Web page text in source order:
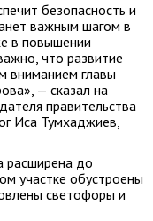
безопасность и
важным шагом в
в повышении
что развитие
вниманием главы
— сказал на
правительства
Иса Тумхаджиев,
расширена до
участке обустроены
светофоры и